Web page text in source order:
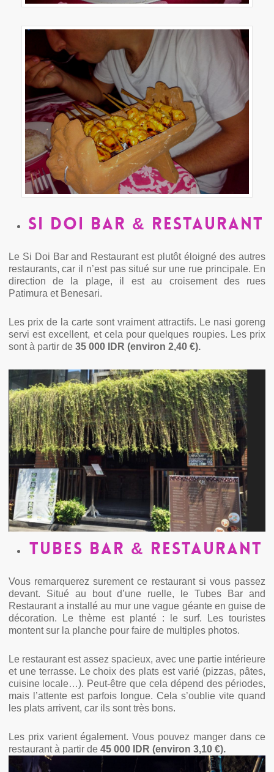
Si Doi Bar & Restaurant
Le Si Doi Bar and Restaurant est plutôt éloigné des autres
restaurants, car il n’est pas situé sur une rue principale. En
direction de la plage, il est au croisement des rues
Patimura et Benesari.
Les prix de la carte sont vraiment attractifs. Le nasi goreng
servi est excellent, et cela pour quelques roupies. Les prix
sont à partir de 35 000 IDR (environ 2,40 €).
Tubes Bar & Restaurant
Vous remarquerez surement ce restaurant si vous passez
devant. Situé au bout d’une ruelle, le Tubes Bar and
Restaurant a installé au mur une vague géante en guise de
décoration. Le thème est planté : le surf. Les touristes
montent sur la planche pour faire de multiples photos.
Le restaurant est assez spacieux, avec une partie intérieure
et une terrasse. Le choix des plats est varié (pizzas, pâtes,
cuisine locale…). Peut-être que cela dépend des périodes,
mais l’attente est parfois longue. Cela s’oublie vite quand
les plats arrivent, car ils sont très bons.
Les prix varient également. Vous pouvez manger dans ce
restaurant à partir de 45 000 IDR (environ 3,10 €).